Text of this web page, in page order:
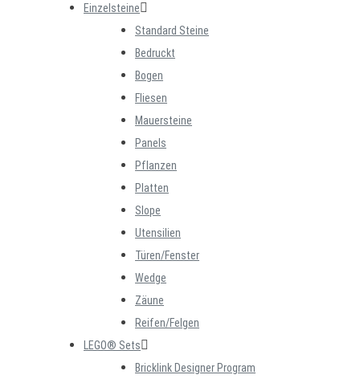
Einzelsteine
Standard Steine
Bedruckt
Bogen
Fliesen
Mauersteine
Panels
Pflanzen
Platten
Slope
Utensilien
Türen/Fenster
Wedge
Zäune
Reifen/Felgen
LEGO® Sets
Bricklink Designer Program